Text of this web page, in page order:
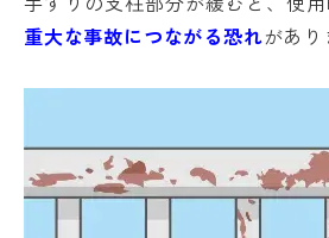
重大な事故につながる恐れがあり